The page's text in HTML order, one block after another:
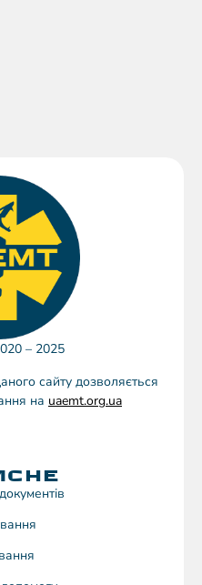
– 2025
сайту дозволяється
на uaemt.org.ua